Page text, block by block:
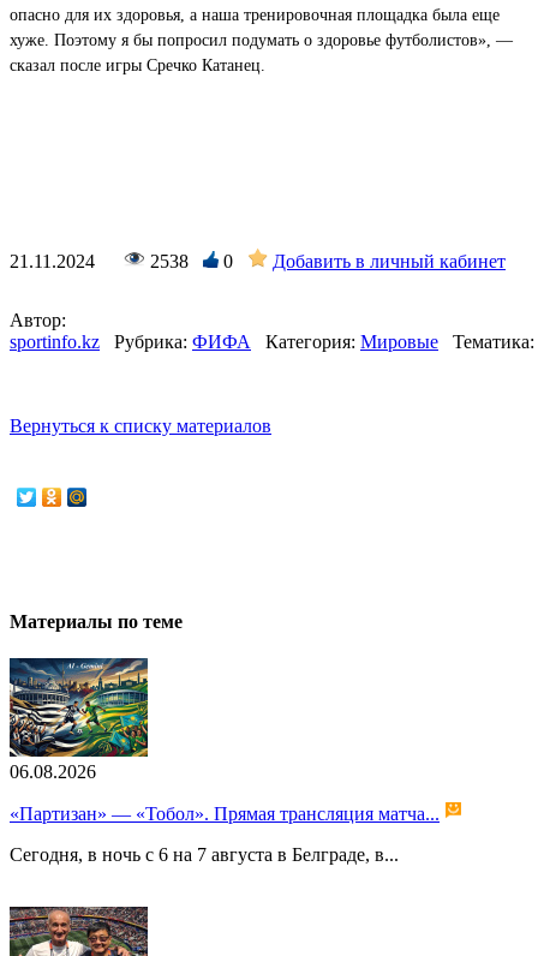
опасно для их здоровья, а наша тренировочная площадка была еще
хуже. Поэтому я бы попросил подумать о здоровье футболистов», —
сказал после игры Сречко Катанец.
21.11.2024 2538 0 Добавить в личный кабинет
Автор:
sportinfo.kz
Рубрика: ФИФА Категория: Мировые Тематика:
Вернуться к списку материалов
Материалы по теме
06.08.2026
«Партизан» — «Тобол». Прямая трансляция матча...
Сегодня, в ночь с 6 на 7 августа в Белграде, в...